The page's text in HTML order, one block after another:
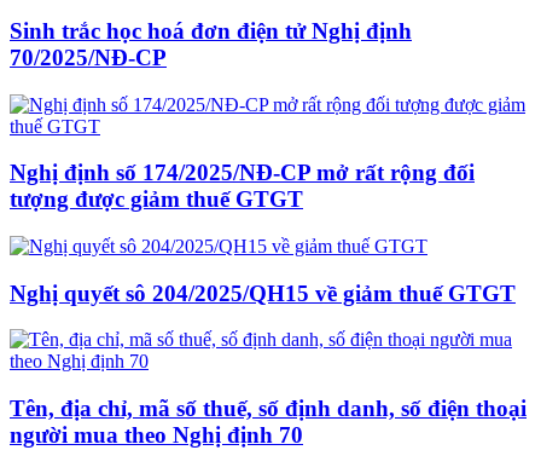
Sinh trắc học hoá đơn điện tử Nghị định
70/2025/NĐ-CP
Nghị định số 174/2025/NĐ-CP mở rất rộng đối
tượng được giảm thuế GTGT
Nghị quyết sô 204/2025/QH15 về giảm thuế GTGT
Tên, địa chỉ, mã số thuế, số định danh, số điện thoại
người mua theo Nghị định 70